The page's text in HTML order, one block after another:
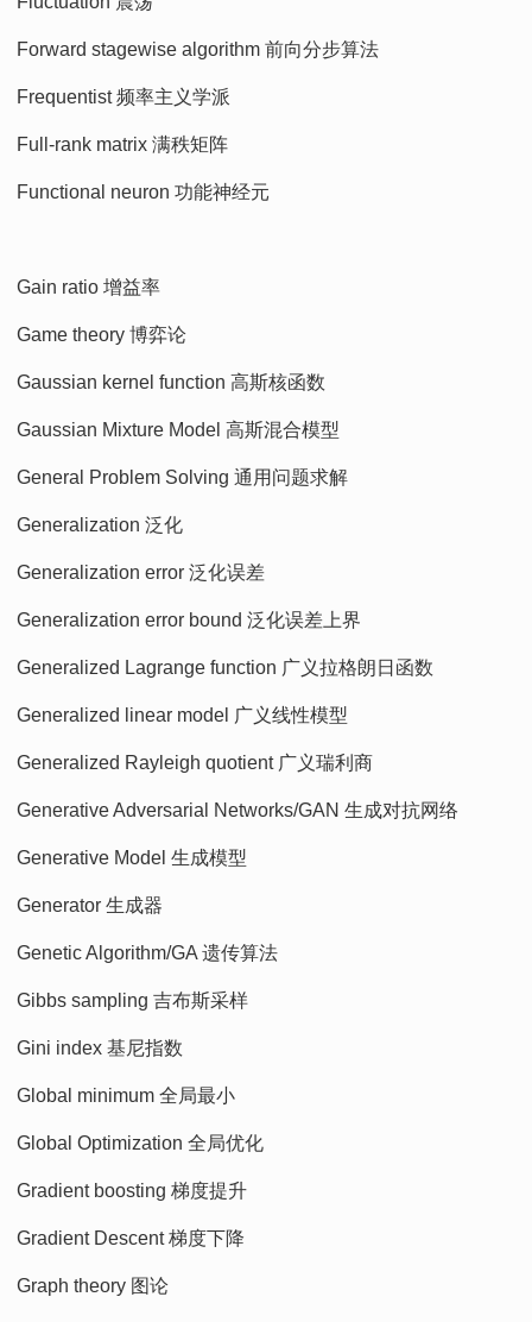
Forward stagewise algorithm 前向分步算法
Frequentist 频率主义学派
Full-rank matrix 满秩矩阵
Functional neuron 功能神经元
Gain ratio 增益率
Game theory 博弈论
Gaussian kernel function 高斯核函数
Gaussian Mixture Model 高斯混合模型
General Problem Solving 通用问题求解
Generalization 泛化
Generalization error 泛化误差
Generalization error bound 泛化误差上界
Generalized Lagrange function 广义拉格朗日函数
Generalized linear model 广义线性模型
Generalized Rayleigh quotient 广义瑞利商
Generative Adversarial Networks/GAN 生成对抗网络
Generative Model 生成模型
Generator 生成器
Genetic Algorithm/GA 遗传算法
Gibbs sampling 吉布斯采样
Gini index 基尼指数
Global minimum 全局最小
Global Optimization 全局优化
Gradient boosting 梯度提升
Gradient Descent 梯度下降
Graph theory 图论